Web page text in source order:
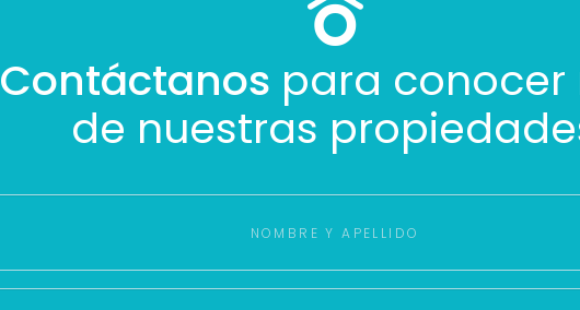
Contáctanos para conocer
de nuestras